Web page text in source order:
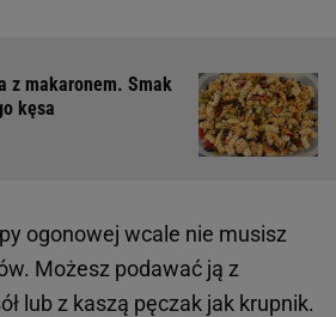
z makaronem. Smak
kęsa
ogonowej wcale nie musisz
Możesz podawać ją z
lub z kaszą pęczak jak krupnik.